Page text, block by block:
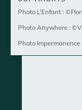
Photo L’Enfant :
Photo Anywhere :
Photo